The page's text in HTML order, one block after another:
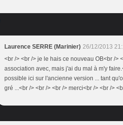
Laurence SERRE (Marinier) 26/12/2013
<br /> <br /> je le hais ce nouveau OB<br />
association avec, mais j'ai du mal à m'y
possible ici sur l'ancienne version ... tant
gré ...<br /> <br /> <br /> merci<br /> <br />